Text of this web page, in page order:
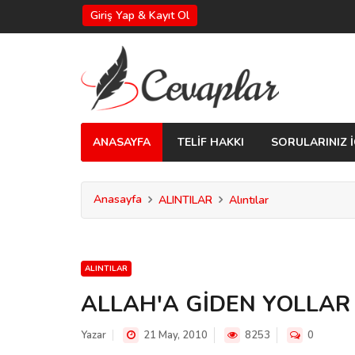
Giriş Yap & Kayıt Ol
ANASAYFA TELİF HAKKI SORULARINIZ
Anasayfa ALINTILAR Alıntılar
ALINTILAR
ALLAH'A GİDEN YOLLAR
Yazar 21 May, 2010 8253 0